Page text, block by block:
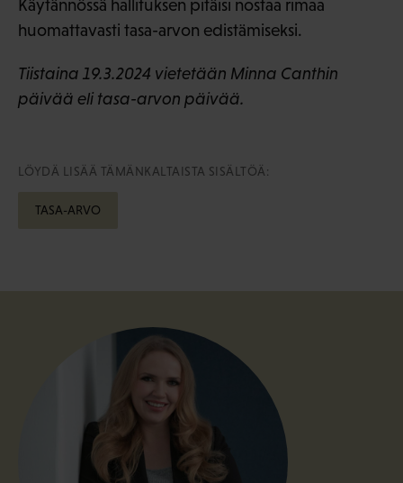
Käytännössä hallituksen pitäisi nostaa rimaa
huomattavasti tasa-arvon edistämiseksi.
Tiistaina 19.3.2024 vietetään Minna Canthin
päivää eli tasa-arvon päivää.
LÖYDÄ LISÄÄ TÄMÄNKALTAISTA SISÄLTÖÄ:
TASA-ARVO